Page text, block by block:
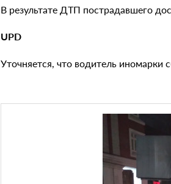
В результате ДТП пострадавшего
UPD
Уточняется, что водитель